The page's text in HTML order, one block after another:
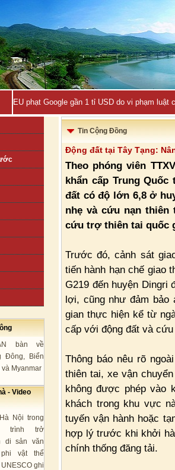
EU phạt Google gần 1 tỉ USD do vi phạm luật
bàn về
Đông, Biển
Myanmar
- Video
Nội trong
trình trở
di sản văn
vật thể
ghi
Tin Cộng Đồng
Động đất tại Tây Tạng:
Theo phóng viên
khẩn cấp Trung
đất có độ lớn 6,8 ở
nhẹ và cứu nạn thiên
cứu trợ thiên tai quốc
Trước đó, cảnh sát
tiến hành hạn chế giao
G219 đến huyện Dingri
lợi, cũng như đảm bảo
gian thực hiện kể từ
cấp với động đất và cứu
Thông báo nêu rõ
thiên tai, xe vận
không được phép vào
khách trong khu vực
tuyến vận hành hoặc
hợp lý trước khi khởi
chính thống đăng tải.